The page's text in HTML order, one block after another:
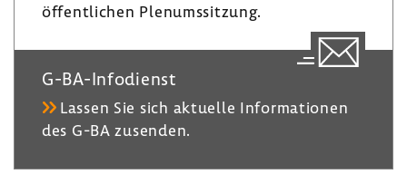
öffent­li­chen Plenumssit­zung.
G-​BA-Infodienst
Lassen Sie sich aktu­elle Infor­ma­tionen
des G-BA zusenden.